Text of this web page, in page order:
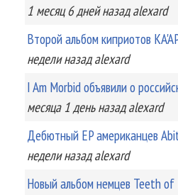
1 месяц 6 днейназад alexard
Второй альбом киприотов
неделиназад alexard
I Am Morbid объявили о
месяца 1 деньназад alexard
Дебютный EP американцев
неделиназад alexard
Новый альбом немцев Teeth of